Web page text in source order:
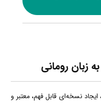
زبان رومانی
نسخه‌ای قابل فهم، معتبر و